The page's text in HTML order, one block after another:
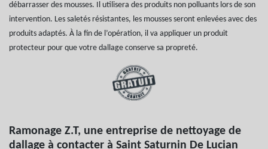
débarrasser des mousses. Il utilisera des produits non polluants lors de son
intervention. Les saletés résistantes, les mousses seront enlevées avec des
produits adaptés. À la fin de l’opération, il va appliquer un produit
protecteur pour que votre dallage conserve sa propreté.
Ramonage Z.T, une entreprise de nettoyage de
dallage à contacter à Saint Saturnin De Lucian